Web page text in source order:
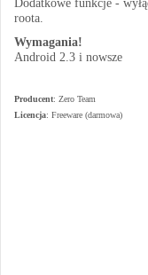
Dodatkowe funkcje -
roota.
Wymagania!
Android 2.3 i nowsze
Producent: Zero Team
Licencja: Freeware (darmowa)